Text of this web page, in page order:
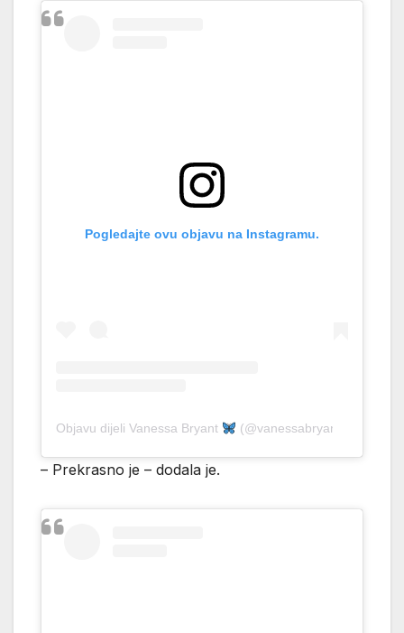
Pogledajte ovu objavu na Instagramu.
Objavu dijeli Vanessa Bryant (@vanessabryant)
– Prekrasno je – dodala je.